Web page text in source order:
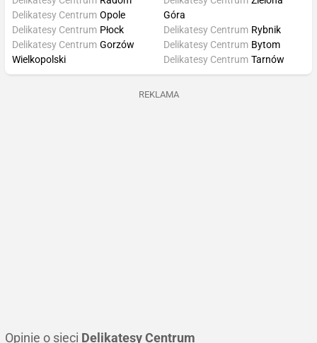
Delikatesy Centrum Opole
Delikatesy Centrum Płock
Delikatesy Centrum Gorzów
Wielkopolski
Góra
Delikatesy Centrum Rybnik
Delikatesy Centrum Bytom
Delikatesy Centrum Tarnów
REKLAMA
Opinie o sieci Delikatesy Centrum